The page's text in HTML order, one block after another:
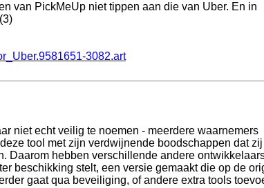
van PickMeUp niet tippen aan die van Uber. En in
3082.art
niet echt veilig te noemen - meerdere waarnemers
tool met zijn verdwijnende boodschappen dat
Daarom hebben verschillende andere
beschikking stelt, een versie gemaakt die op de
gaat qua beveiliging, of andere extra tools